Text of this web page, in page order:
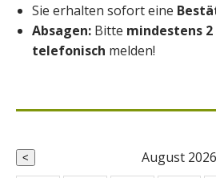
Sie erhalten sofort eine
Absagen: Bitte mindestens
telefonisch melden!
< August 2026